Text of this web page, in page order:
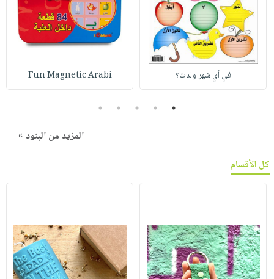
في أي شهر ولدت؟ Fun Magnetic Arabi
1
2
3
4
5
المزيد من البنود »
كل الأقسام